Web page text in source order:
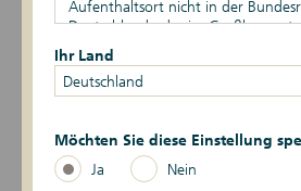
Aufenthaltsort nicht in der
Deutschland oder im
liegen, ist Ihnen die Nutzung
gestattet. Durch die Nutzung
bestätigen Sie, dass Ihr Wohnsitz
Vertriebsbeschränkungen
Die auf den Webseiten
Ihr Land
Deutschland
Möchten Sie diese Einstellung
Ja
Nein
Publikationen
Datum Ereignis
17.03.2026 Risikoindikator